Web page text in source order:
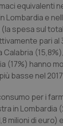
equivalenti
Lombardia e
spesa sul
pari al
(17%) hanno
basse nel
per i
in Lombardia
milioni di euro)
Google